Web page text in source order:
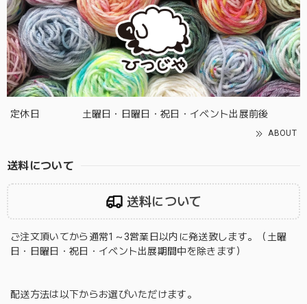
定休日 土曜日・日曜日・祝日・イベント出展前後
ABOUT
送料について
送料について
ご注文頂いてから通常1～3営業日以内に発送致します。（土曜
日・日曜日・祝日・イベント出展期間中を除きます）
配送方法は以下からお選びいただけます。